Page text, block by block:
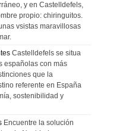
y en Castelldefels,
propio: chiringuitos.
vsistas maravillosas
Castelldefels se situa
españolas con más
que la
referente en España
sostenibilidad y
Encuentre la solución